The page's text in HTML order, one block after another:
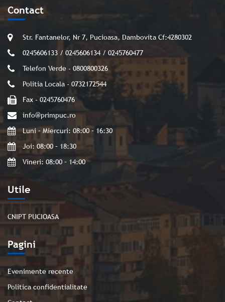
Utile
CNIPT PUCIOASA
Pagini
Evenimente recente
Politica confidentialitate
Contact
Str. Fantanelor, Nr 7, Pucioasa, Dambovita Cf:4280302
0245606133 / 0245606134 / 0245760477
Telefon Verde - 0800800326
Politia Locala - 0732172544
Fax - 0245760476
info@primpuc.ro
Luni – Miercuri: 08:00 – 16:30
Joi: 08:00 – 18:30
Vineri: 08:00 – 14:00